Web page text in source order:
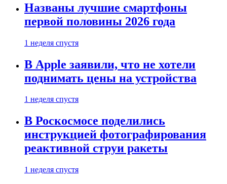
Названы лучшие смартфоны
первой половины 2026 года
1 неделя спустя
В Apple заявили, что не хотели
поднимать цены на устройства
1 неделя спустя
В Роскосмосе поделились
инструкцией фотографирования
реактивной струи ракеты
1 неделя спустя